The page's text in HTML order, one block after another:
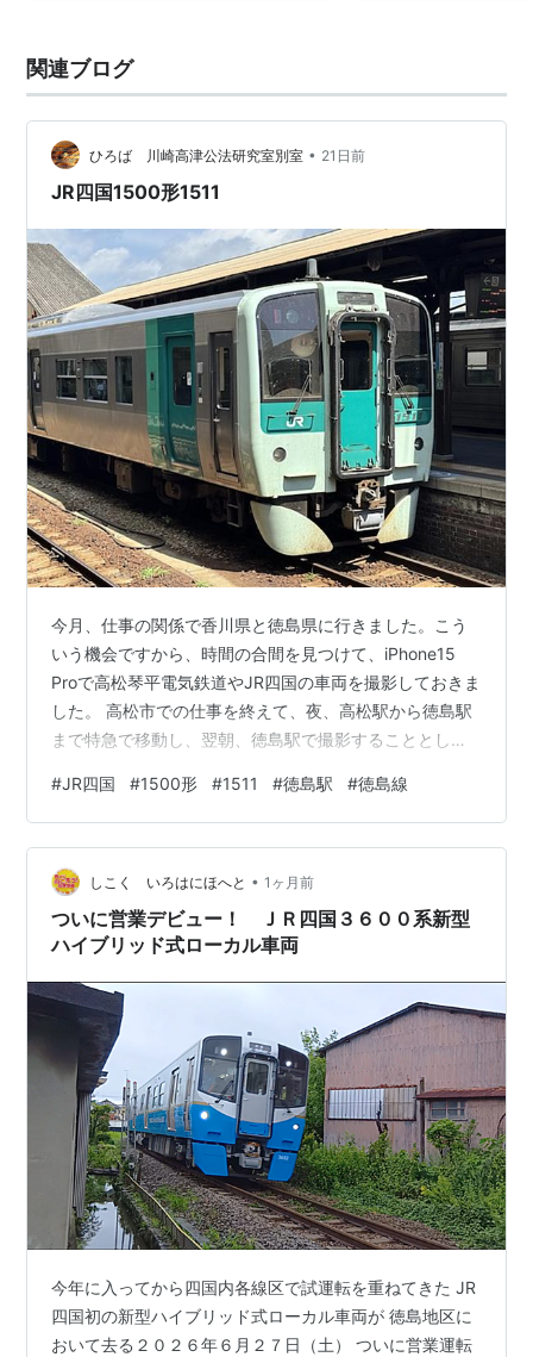
「剣山」
リスト::鉄道路線
関連ブログ
ひろば 川崎高津公法研究室別室 • 21日前
JR四国1500形1511
今月、仕事の関係で香川県と徳島県に行きました。こう
いう機会ですから、時間の合間を見つけて、iPhone15
Proで高松琴平電気鉄道やJR四国の車両を撮影しておきま
した。 高松市での仕事を終えて、夜、高松駅から徳島駅
まで特急で移動し、翌朝、徳島駅で撮影することとしま
す。 1500形は、2006年から製造された気動車です。車
体はスレンレス製（但し、正面は普通鋼製）で、ワンマ
ン運転に対応した両運転台となっています。また、全車
両が徳島運転所の所属となっており、高徳線、徳島線、
牟岐線および鳴門線で運用されています。 上の写真は、
徳島駅３番線で徳…
#JR四国 #1500形 #1511 #徳島駅 #徳島線
しこく いろはにほへと • 1ヶ月前
ついに営業デビュー！ ＪＲ四国３６００系新型
ハイブリッド式ローカル車両
今年に入ってから四国内各線区で試運転を重ねてきた JR
四国初の新型ハイブリッド式ローカル車両が 徳島地区に
おいて去る２０２６年６月２７日（土） ついに営業運転